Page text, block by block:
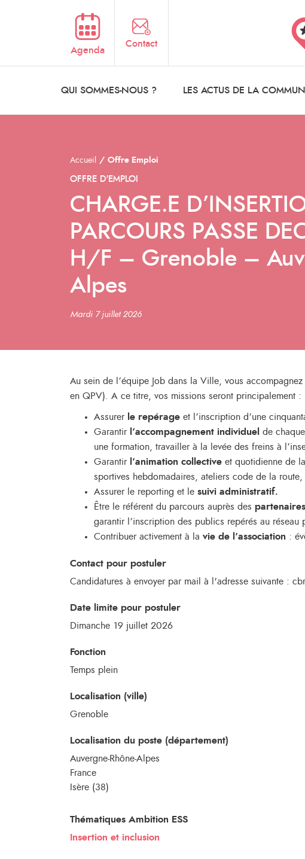
Agenda
Contact
QUI SOMMES-NOUS ? LES ACTUS DE LA
Accueil Offre Emploi
OFFRE D'EMPLOI
CHARGE.E
PARCOURS PASSE
H/F – Grenoble –
Alpes
Mardi 7 juillet 2026
Au sein de l’équipe Job dans la Ville, vous
en QPV). A ce titre, vos missions seront principalement :
Assurer le repérage et l’inscription d’une
Garantir l’accompagnement individuel de
une formation, travailler à la levée des freins à
Garantir l’animation collective et quotidienne de
sportives hebdomadaires, ateliers code de la
Assurer le reporting et le suivi administratif.
Être le référent du parcours auprès des partenaires
garantir l’inscription des publics repérés au réseau
Contribuer activement à la vie de l’association :
Contact pour postuler
Candidatures à envoyer par mail à l'adresse suivante :
Date limite pour postuler
Dimanche 19 juillet 2026
Fonction
Temps plein
Localisation (ville)
Grenoble
Localisation du poste (département)
Auvergne-Rhône-Alpes
France
Isère (38)
Thématiques Ambition ESS
Insertion et inclusion